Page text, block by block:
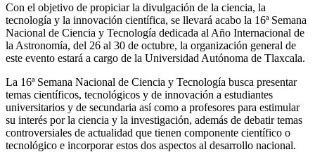
Con el objetivo de propiciar la divulgación de la ciencia, la
tecnología y la innovación científica, se llevará acabo la 16ª Semana
Nacional de Ciencia y Tecnología dedicada al Año Internacional de
la Astronomía, del 26 al 30 de octubre, la organización general de
este evento estará a cargo de la Universidad Autónoma de Tlaxcala.
La 16ª Semana Nacional de Ciencia y Tecnología busca presentar
temas científicos, tecnológicos y de innovación a estudiantes
universitarios y de secundaria así como a profesores para estimular
su interés por la ciencia y la investigación, además de debatir temas
controversiales de actualidad que tienen componente científico o
tecnológico e incorporar estos dos aspectos al desarrollo nacional.